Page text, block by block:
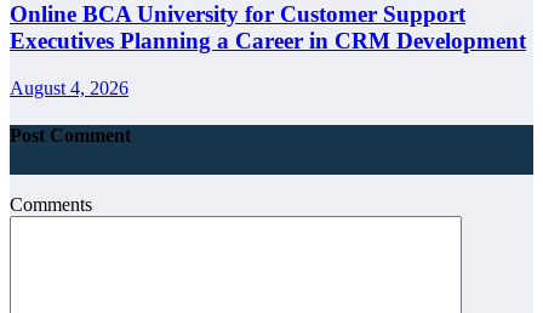
Online BCA University for Customer Support
Executives Planning a Career in CRM Development
August 4, 2026
Post Comment
Comments